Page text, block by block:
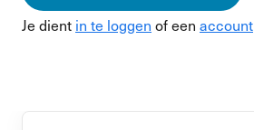
Je dient in te loggen of een account